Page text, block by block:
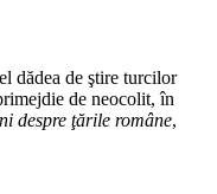
dădea de ştire turcilor
de neocolit, în
despre ţările române,